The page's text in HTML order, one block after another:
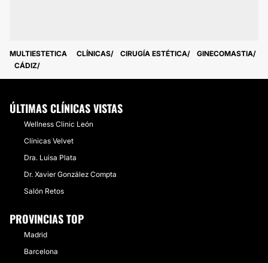
MULTIESTETICA CLÍNICAS CIRUGÍA ESTÉTICA
GINECOMASTIA
CÁDIZ
ÚLTIMAS CLÍNICAS VISTAS
Wellness Clinic León
Clínicas Velvet
Dra. Luisa Plata
Dr. Xavier González Compta
Salón Retos
PROVINCIAS TOP
Madrid
Barcelona